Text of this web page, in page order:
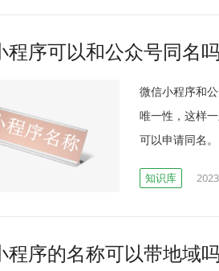
程序可以和公众号同名
微信小程序和
唯一性，这样
可以申请同名
知识库
程序的名称可以带地域吗